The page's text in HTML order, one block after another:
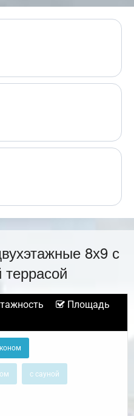
8х9 с
Площадь
с сауной